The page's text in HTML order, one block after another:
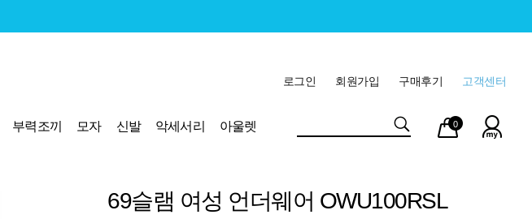
고객센터
구매후기
회원가입
로그인
부력조끼 모자 신발 악세서리
아울렛
마이
페이
장바
구니
0
69슬램 여성 언더웨어 OWU100RSL